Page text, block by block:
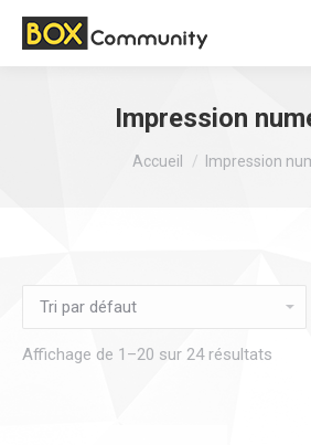
Impression
Vous êtes ici :
Accueil Impression
Affichage de 1–20 sur 24 résultats